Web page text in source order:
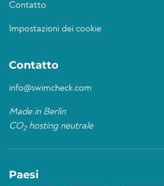
Contatto
Impostazioni dei cookie
Contatto
info@swimcheck.com
Made in Berlin
CO2hosting neutrale
Paesi